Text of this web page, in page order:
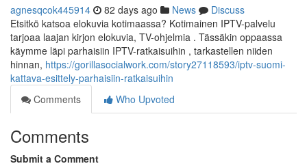
agnesqcok445914 82 days ago News
Discuss
Etsitkö katsoa elokuvia kotimaassa? Kotimainen IPTV-palvelu
tarjoaa laajan kirjon elokuvia, TV-ohjelmia . Tässäkin oppaassa
käymme läpi parhaisiin IPTV-ratkaisuihin , tarkastellen niiden
hinnan, https://gorillasocialwork.com/story27118593/iptv-suomi-
kattava-esittely-parhaisiin-ratkaisuihin
Comments
Who Upvoted
Comments
Submit a Comment